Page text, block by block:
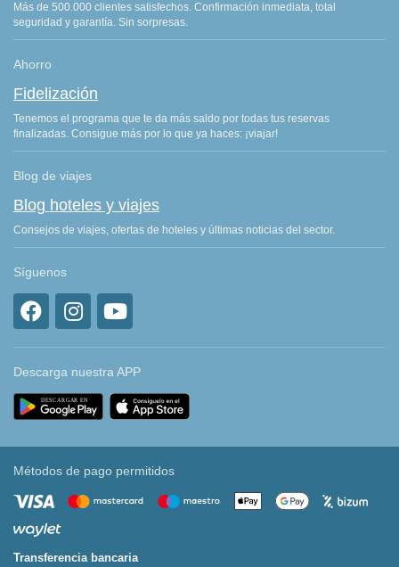
Más de 500.000 clientes satisfechos. Confirmación inmediata, total
seguridad y garantía. Sin sorpresas.
Ahorro
Fidelización
Tenemos el programa que te da más saldo por todas tus reservas
finalizadas. Consigue más por lo que ya haces: ¡viajar!
Blog de viajes
Blog hoteles y viajes
Consejos de viajes, ofertas de hoteles y últimas noticias del sector.
Síguenos
Descarga nuestra APP
Métodos de pago permitidos
Transferencia bancaria